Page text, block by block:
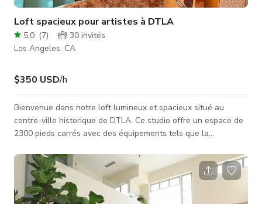
Loft spacieux pour artistes à DTLA
5.0 (7) 30 invités
Los Angeles, CA
$350 USD/h
Bienvenue dans notre loft lumineux et spacieux situé au
centre-ville historique de DTLA. Ce studio offre un espace de
2300 pieds carrés avec des équipements tels que la
musique, une scène, des projecteurs et 2 salles de bains. Il est
idéal pour les séances photo, le tournage, l'espace showroom
et production, les expositions d'art, les clips musicaux et les
publicités. Le loft donne également directement sur la ruelle